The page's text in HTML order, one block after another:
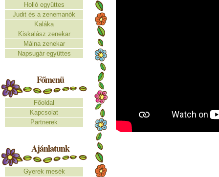
Holló együttes
Judit és a zenemanók
Kaláka
Kiskalász zenekar
Málna zenekar
Napsugár együttes
Főmenü
Főoldal
Kapcsolat
Partnerek
Ajánlatunk
Gyerek mesék